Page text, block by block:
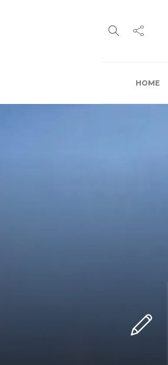
HOME